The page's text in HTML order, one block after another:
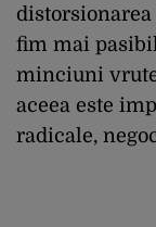
fim mai
minciuni
aceea este
radicale,